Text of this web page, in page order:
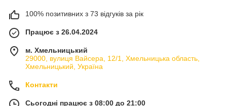
100% позитивних з 73 відгуків за рік
Працює з 26.04.2024
м. Хмельницький
29000, вулиця Вайсера, 12/1, Хмельницька область,
Хмельницький, Україна
Контакти
Сьогодні працює з 08:00 до 21:00